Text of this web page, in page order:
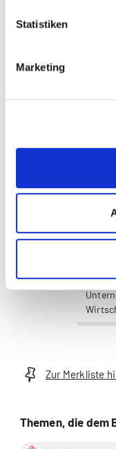
Statistiken
Marketing
Zur Merkliste
Themen, die dem